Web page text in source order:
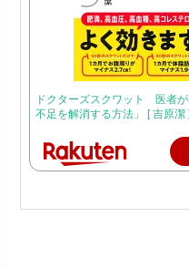
ドクターズスクワット 医者
不足を解消する方法」 [ 吉原潔 ]